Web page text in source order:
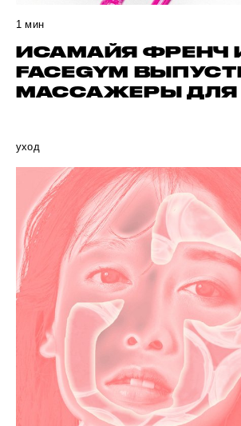
1 мин
ИСАМАЙЯ ФРЕНЧ
FACEGYM
МАССАЖЕРЫ ДЛЯ
уход